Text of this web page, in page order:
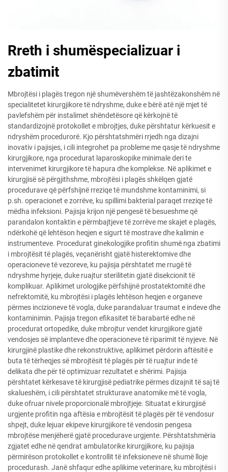
Rreth i shumëspecializuar i
zbatimit
Mbrojtësi i plagës tregon një shumëvershëm të jashtëzakonshëm në
specialitetet kirurgjikore të ndryshme, duke e bërë atë një mjet të
pavlefshëm për instalimet shëndetësore që kërkojnë të
standardizojnë protokollet e mbrojtjes, duke përshtatur kërkuesit e
ndryshëm procedurorë. Kjo përshtatshmëri rrjedh nga dizajni
inovativ i pajisjes, i cili integrohet pa probleme me qasje të ndryshme
kirurgjikore, nga procedurat laparoskopike minimale deri te
intervenimet kirurgjikore të hapura dhe komplekse. Në aplikimet e
kirurgjisë së përgjithshme, mbrojtësi i plagës shkëlqen gjatë
procedurave që përfshijnë rreziqe të mundshme kontaminimi, si
p.sh. operacionet e zorrëve, ku spillimi bakterial paraqet rreziqe të
mëdha infeksioni. Pajisja krijon një pengesë të besueshme që
parandalon kontaktin e përmbajtjeve të zorrëve me skajet e plagës,
ndërkohë që lehtëson heqjen e sigurt të mostrave dhe kalimin e
instrumenteve. Procedurat ginekologjike profitin shumë nga zbatimi
i mbrojtësit të plagës, veçanërisht gjatë histerektomive dhe
operacioneve të vezoreve, ku pajisja përshtatet me rrugë të
ndryshme hyrjeje, duke ruajtur sterilitetin gjatë disekcionit të
komplikuar. Aplikimet urologjike përfshijnë prostatektomitë dhe
nefrektomitë, ku mbrojtësi i plagës lehtëson heqjen e organeve
përmes incizioneve të vogla, duke parandaluar traumat e indeve dhe
kontaminimin. Pajisja tregon efikasitet të barabartë edhe në
procedurat ortopedike, duke mbrojtur vendet kirurgjikore gjatë
vendosjes së implanteve dhe operacioneve të riparimit të nyjeve. Në
kirurgjinë plastike dhe rekonstruktive, aplikimet përdorin aftësitë e
buta të tërheqjes së mbrojtësit të plagës për të ruajtur inde të
delikata dhe për të optimizuar rezultatet e shërimi. Pajisja
përshtatet kërkesave të kirurgjisë pediatrike përmes dizajnit të saj të
skalueshëm, i cili përshtatet strukturave anatomike më të vogla,
duke ofruar nivele proporcionalë mbrojtjeje. Situatat e kirurgjisë
urgjente profitin nga aftësia e mbrojtësit të plagës për të vendosur
shpejt, duke lejuar ekipeve kirurgjikore të vendosin pengesa
mbrojtëse menjëherë gjatë procedurave urgjente. Përshtatshmëria
zgjatet edhe në qendrat ambulatorike kirurgjikore, ku pajisja
përmirëson protokollet e kontrollit të infeksioneve në shumë lloje
procedurash. Janë shfaqur edhe aplikime veterinare, ku mbrojtësi i